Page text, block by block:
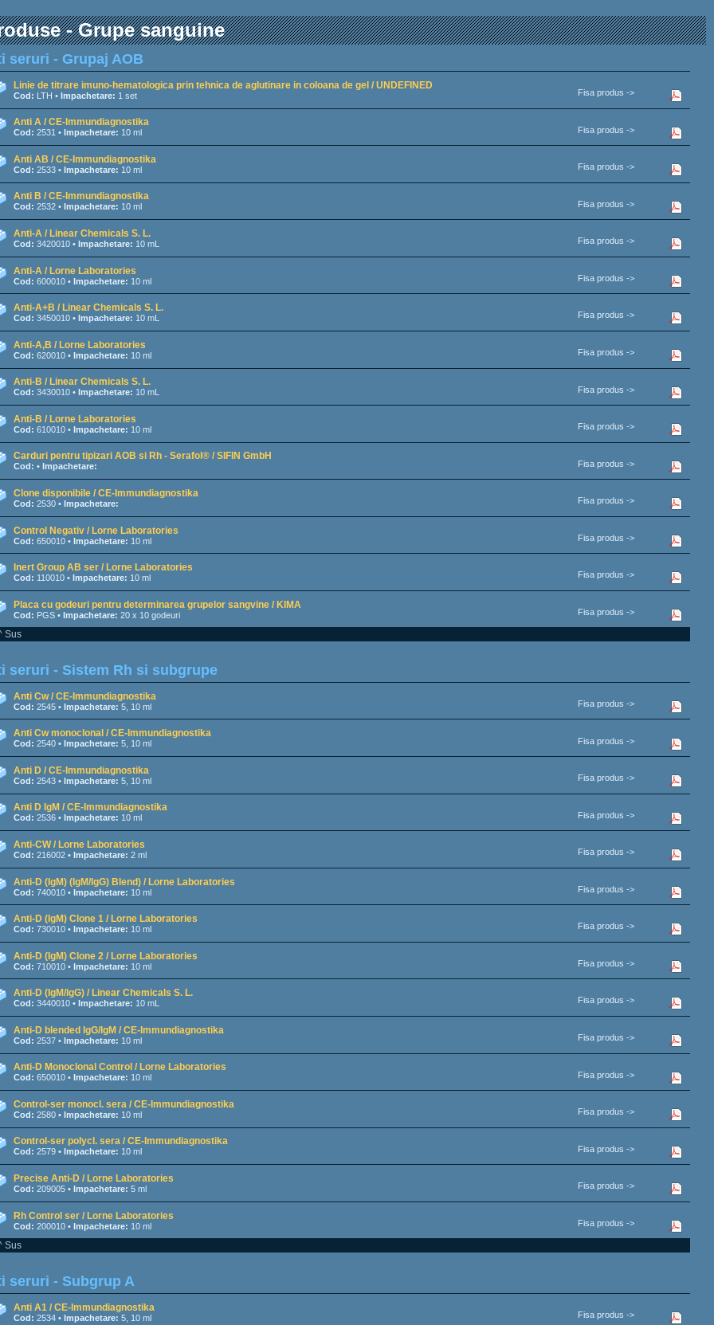
- Grupe sanguine
seruri - Grupaj AOB
Linie de titrare imuno-hematologica prin tehnica de aglutinare in coloana de gel / UNDEFINED
Cod: LTH • Impachetare: 1 set Fisa produs ->
Anti A / CE-Immundiagnostika
Cod: 2531 • Impachetare: 10 ml Fisa produs ->
Anti AB / CE-Immundiagnostika
Cod: 2533 • Impachetare: 10 ml Fisa produs ->
Anti B / CE-Immundiagnostika
Cod: 2532 • Impachetare: 10 ml Fisa produs ->
Anti-A / Linear Chemicals S. L.
Cod: 3420010 • Impachetare: 10 mL Fisa produs ->
Anti-A / Lorne Laboratories
Cod: 600010 • Impachetare: 10 ml Fisa produs ->
Anti-A+B / Linear Chemicals S. L.
Cod: 3450010 • Impachetare: 10 mL Fisa produs ->
Anti-A,B / Lorne Laboratories
Cod: 620010 • Impachetare: 10 ml Fisa produs ->
Anti-B / Linear Chemicals S. L.
Cod: 3430010 • Impachetare: 10 mL Fisa produs ->
Anti-B / Lorne Laboratories
Cod: 610010 • Impachetare: 10 ml Fisa produs ->
Carduri pentru tipizari AOB si Rh - Serafol® / SIFIN GmbH
Cod: • Impachetare: Fisa produs ->
Clone disponibile / CE-Immundiagnostika
Cod: 2530 • Impachetare: Fisa produs ->
Control Negativ / Lorne Laboratories
Cod: 650010 • Impachetare: 10 ml Fisa produs ->
Inert Group AB ser / Lorne Laboratories
Cod: 110010 • Impachetare: 10 ml Fisa produs ->
Placa cu godeuri pentru determinarea grupelor sangvine / KIMA
Cod: PGS • Impachetare: 20 x 10 godeuri Fisa produs ->
Sus
seruri - Sistem Rh si subgrupe
Anti Cw / CE-Immundiagnostika
Cod: 2545 • Impachetare: 5, 10 ml Fisa produs ->
Anti Cw monoclonal / CE-Immundiagnostika
Cod: 2540 • Impachetare: 5, 10 ml Fisa produs ->
Anti D / CE-Immundiagnostika
Cod: 2543 • Impachetare: 5, 10 ml Fisa produs ->
Anti D IgM / CE-Immundiagnostika
Cod: 2536 • Impachetare: 10 ml Fisa produs ->
Anti-CW / Lorne Laboratories
Cod: 216002 • Impachetare: 2 ml Fisa produs ->
Anti-D (IgM) (IgM/IgG) Blend) / Lorne Laboratories
Cod: 740010 • Impachetare: 10 ml Fisa produs ->
Anti-D (IgM) Clone 1 / Lorne Laboratories
Cod: 730010 • Impachetare: 10 ml Fisa produs ->
Anti-D (IgM) Clone 2 / Lorne Laboratories
Cod: 710010 • Impachetare: 10 ml Fisa produs ->
Anti-D (IgM/IgG) / Linear Chemicals S. L.
Cod: 3440010 • Impachetare: 10 mL Fisa produs ->
Anti-D blended IgG/IgM / CE-Immundiagnostika
Cod: 2537 • Impachetare: 10 ml Fisa produs ->
Anti-D Monoclonal Control / Lorne Laboratories
Cod: 650010 • Impachetare: 10 ml Fisa produs ->
Control-ser monocl. sera / CE-Immundiagnostika
Cod: 2580 • Impachetare: 10 ml Fisa produs ->
Control-ser polycl. sera / CE-Immundiagnostika
Cod: 2579 • Impachetare: 10 ml Fisa produs ->
Precise Anti-D / Lorne Laboratories
Cod: 209005 • Impachetare: 5 ml Fisa produs ->
Rh Control ser / Lorne Laboratories
Cod: 200010 • Impachetare: 10 ml Fisa produs ->
Sus
seruri - Subgrup A
Anti A1 / CE-Immundiagnostika
Cod: 2534 • Impachetare: 5, 10 ml Fisa produs ->